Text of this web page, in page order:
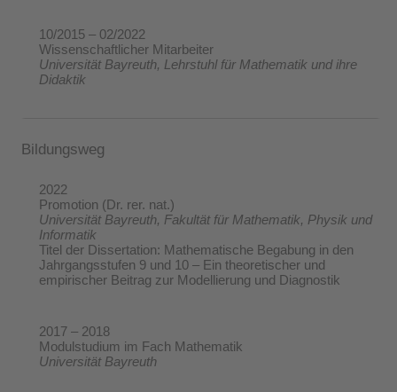
10/2015 – 02/2022
Wissenschaftlicher Mitarbeiter
Universität Bayreuth, Lehrstuhl für Mathematik und ihre
Didaktik
Bildungsweg
2022
Promotion (Dr. rer. nat.)
Universität Bayreuth, Fakultät für Mathematik, Physik und
Informatik
Titel der Dissertation: Mathematische Begabung in den
Jahrgangsstufen 9 und 10 – Ein theoretischer und
empirischer Beitrag zur Modellierung und Diagnostik
2017 – 2018
Modulstudium im Fach Mathematik
Universität Bayreuth